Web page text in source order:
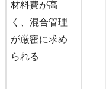
材料費が高
く、混合管理
が厳密に求め
られる